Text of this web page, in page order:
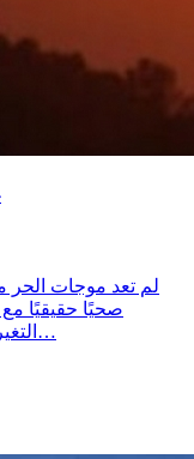
لم تعد موجات الحر
صحيًا حقيقيًا
التغيرات المناخية. وتشير التقديرات إلى أن مئات…